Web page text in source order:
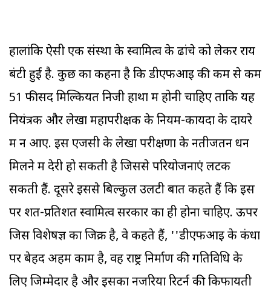
हालांकि ऐसी एक संस्था के स्वामित्व के ढांचे को लेकर राय
बंटी हुई है. कुछ का कहना है कि डीएफआइ की कम से कम
51 फीसद मिल्कियत निजी हाथों में होनी चाहिए ताकि यह
नियंत्रक और लेखा महापरीक्षक के नियम-कायदों के दायरे
में न आए. इस एजेंसी के लेखा परीक्षणों के नतीजतन धन
मिलने में देरी हो सकती है जिससे परियोजनाएं लटक
सकती हैं. दूसरे इससे बिल्कुल उलटी बात कहते हैं कि इस
पर शत-प्रतिशत स्वामित्व सरकार का ही होना चाहिए. ऊपर
जिस विशेषज्ञ का जिक्र है, वे कहते हैं, ''डीएफआइ के कंधों
पर बेहद अहम काम है, वह राष्ट्र निर्माण की गतिविधि के
लिए जिम्मेदार है और इसका नजरिया रिटर्न की किफायती